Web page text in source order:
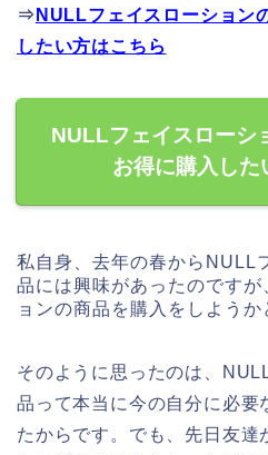
⇒ NULLフェイスローション
したい方はこちら
NULLフェイスローシ
お得に購入した
私自身、去年の春からNULL
品には興味があったのです
ョンの商品を購入をしようか
そのように思ったのは、
品って本当に今の自分に必要
たからです。でも、先日友達